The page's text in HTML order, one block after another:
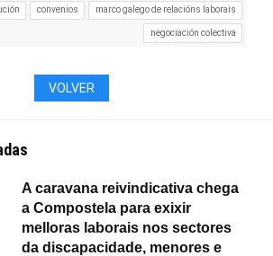
convenios marco galego de relacións laborais
negociación colectiva
VOLVER
A caravana reivindicativa chega
a Compostela para exixir
melloras laborais nos sectores
da discapacidade, menores e